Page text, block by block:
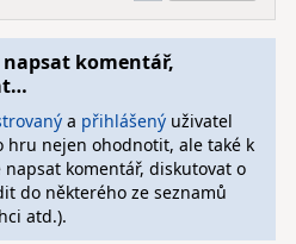
komentář,
a přihlášenýuživatel
hru nejen ohodnotit, ale také k
komentář, diskutovat o
do některého ze seznamů
atd.).